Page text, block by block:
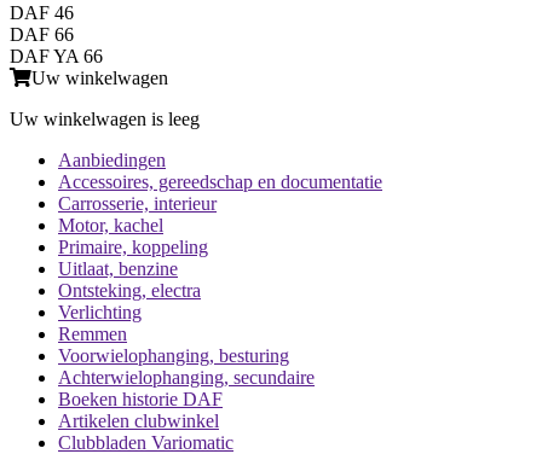
DAF 46
DAF 66
DAF YA 66
Uw winkelwagen
Uw winkelwagen is leeg
Aanbiedingen
Accessoires, gereedschap en documentatie
Carrosserie, interieur
Motor, kachel
Primaire, koppeling
Uitlaat, benzine
Ontsteking, electra
Verlichting
Remmen
Voorwielophanging, besturing
Achterwielophanging, secundaire
Boeken historie DAF
Artikelen clubwinkel
Clubbladen Variomatic